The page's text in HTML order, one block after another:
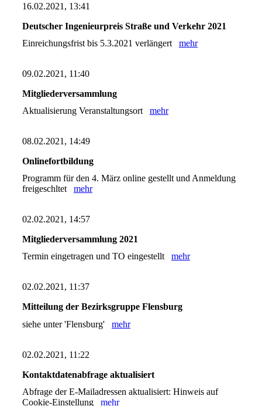
16.02.2021, 13:41
Deutscher Ingenieurpreis Straße und Verkehr 2021
Einreichungsfrist bis 5.3.2021 verlängert mehr
09.02.2021, 11:40
Mitgliederversammlung
Aktualisierung Veranstaltungsort mehr
08.02.2021, 14:49
Onlinefortbildung
Programm für den 4. März online gestellt und Anmeldung
freigeschltet mehr
02.02.2021, 14:57
Mitgliederversammlung 2021
Termin eingetragen und TO eingestellt mehr
02.02.2021, 11:37
Mitteilung der Bezirksgruppe Flensburg
siehe unter 'Flensburg' mehr
02.02.2021, 11:22
Kontaktdatenabfrage aktualisiert
Abfrage der E-Mailadressen aktualisiert: Hinweis auf
Cookie-Einstellung mehr